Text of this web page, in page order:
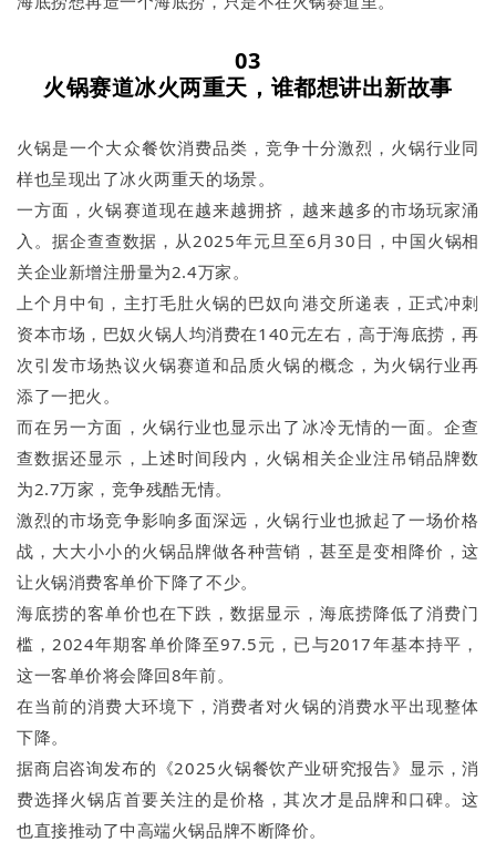
03
火锅赛道冰火两重天，谁都想讲出新故事
火锅是一个大众餐饮消费品类，竞争十分激烈，火锅行业同
样也呈现出了冰火两重天的场景。
一方面，火锅赛道现在越来越拥挤，越来越多的市场玩家涌
入。据企查查数据，从2025年元旦至6月30日，中国火锅相
关企业新增注册量为2.4万家。
上个月中旬，主打毛肚火锅的巴奴向港交所递表，正式冲刺
资本市场，巴奴火锅人均消费在140元左右，高于海底捞，再
次引发市场热议火锅赛道和品质火锅的概念，为火锅行业再
添了一把火。
而在另一方面，火锅行业也显示出了冰冷无情的一面。企查
查数据还显示，上述时间段内，火锅相关企业注吊销品牌数
为2.7万家，竞争残酷无情。
激烈的市场竞争影响多面深远，火锅行业也掀起了一场价格
战，大大小小的火锅品牌做各种营销，甚至是变相降价，这
让火锅消费客单价下降了不少。
海底捞的客单价也在下跌，数据显示，海底捞降低了消费门
槛，2024年期客单价降至97.5元，已与2017年基本持平，
这一客单价将会降回8年前。
在当前的消费大环境下，消费者对火锅的消费水平出现整体
下降。
据商启咨询发布的《2025火锅餐饮产业研究报告》显示，消
费选择火锅店首要关注的是价格，其次才是品牌和口碑。这
也直接推动了中高端火锅品牌不断降价。